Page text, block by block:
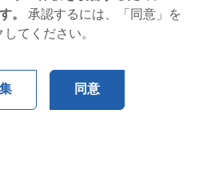
solutions for a sustainable
。 承認するには、「同意」を
してください。
同意